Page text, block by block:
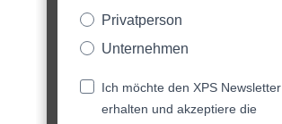
Privatperson
Unternehmen
Ich möchte den XPS Newsletter
erhalten und akzeptiere die